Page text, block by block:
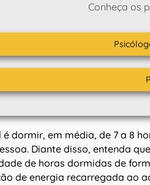
Conheça os
é dormir, em média, de 7 a 8
Diante disso, entenda
de horas dormidas de
de energia recarregada ao